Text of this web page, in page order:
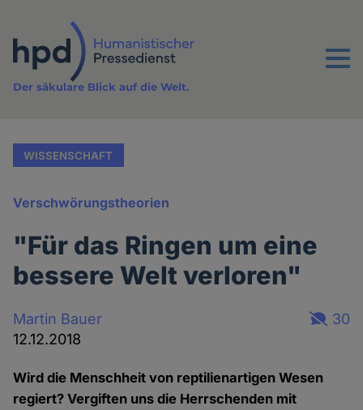
Inhalt
Menu
Der säkulare Blick auf die Welt.
WISSENSCHAFT
Verschwörungstheorien
"Für das Ringen um eine
bessere Welt verloren"
Martin Bauer
12.12.2018
30
Wird die Menschheit von reptilienartigen Wesen
regiert? Vergiften uns die Herrschenden mit